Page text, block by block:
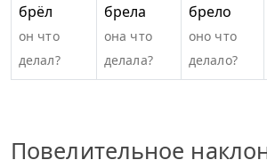
брёл
он что
делал?
брела
она что
делала?
брело
оно что
делало?
Повелительное